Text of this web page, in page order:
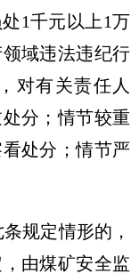
1千元以上1万
域违法违纪行
对有关责任人
分；情节较重
处分；情节严
规定情形的，
由煤矿安全监